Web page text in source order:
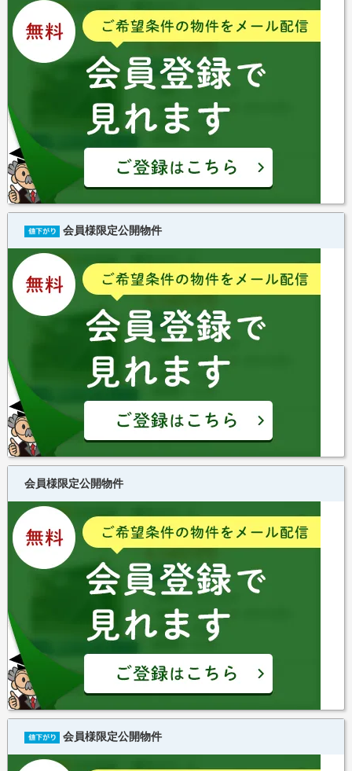
会員様限定公開物件
会員様限定公開物件
会員様限定公開物件